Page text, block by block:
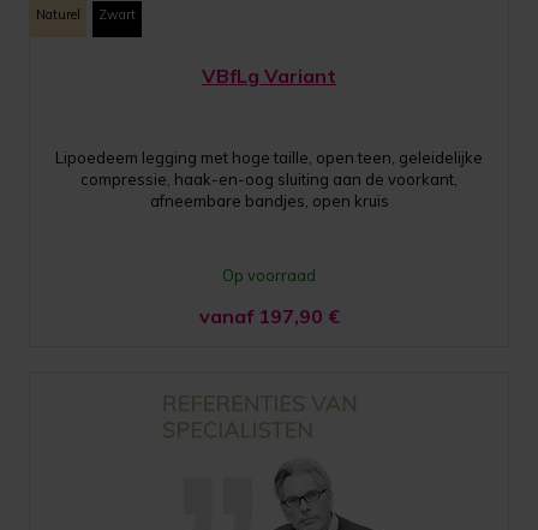
Naturel Zwart
VBfLg Variant
Lipoedeem legging met hoge taille, open teen, geleidelijke
compressie, haak-en-oog sluiting aan de voorkant,
afneembare bandjes, open kruis
Op voorraad
vanaf 197,90 €